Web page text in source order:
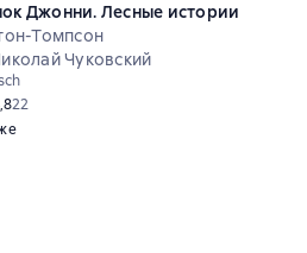
Джонни. Лесные истории
Томпсон
Чуковский
рейтинг 4,8 на основе 22 оценок
22